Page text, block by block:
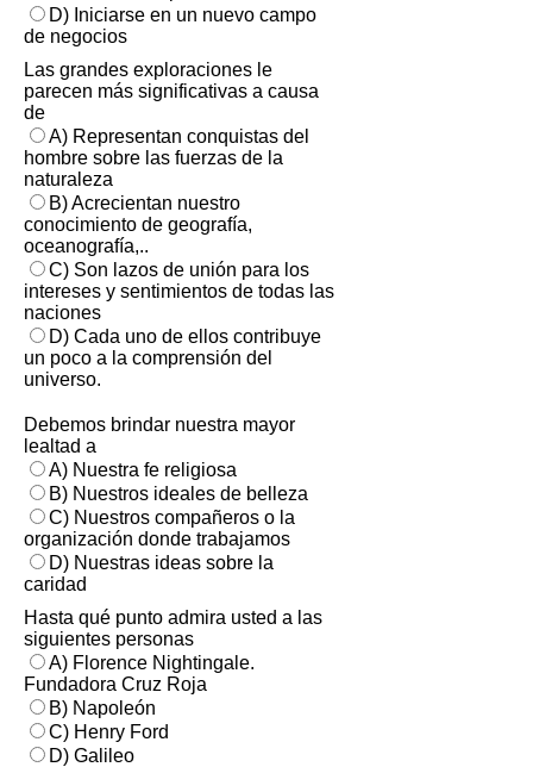
D) Iniciarse en un nuevo campo
de negocios
Las grandes exploraciones le
parecen más significativas a causa
de
A) Representan conquistas del
hombre sobre las fuerzas de la
naturaleza
B) Acrecientan nuestro
conocimiento de geografía,
oceanografía,..
C) Son lazos de unión para los
intereses y sentimientos de todas las
naciones
D) Cada uno de ellos contribuye
un poco a la comprensión del
universo.
Debemos brindar nuestra mayor
lealtad a
A) Nuestra fe religiosa
B) Nuestros ideales de belleza
C) Nuestros compañeros o la
organización donde trabajamos
D) Nuestras ideas sobre la
caridad
Hasta qué punto admira usted a las
siguientes personas
A) Florence Nightingale.
Fundadora Cruz Roja
B) Napoleón
C) Henry Ford
D) Galileo